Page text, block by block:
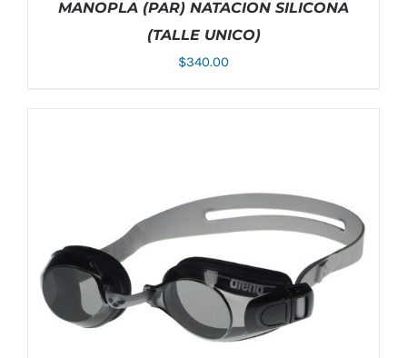
TIENE
MÚLTIPLES
LAS
OPCIONES
SE
PUEDEN
ELEGIR
MANOPLA (PAR) NATACION SILICONA
(TALLE UNICO)
$340.00